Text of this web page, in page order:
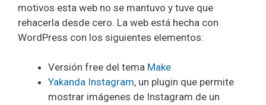
motivos esta web no se mantuvo y tuve que
rehacerla desde cero. La web está hecha con
WordPress con los siguientes elementos:
Versión free del tema Make
Yakanda Instagram, un plugin que permite
mostrar imágenes de Instagram de un